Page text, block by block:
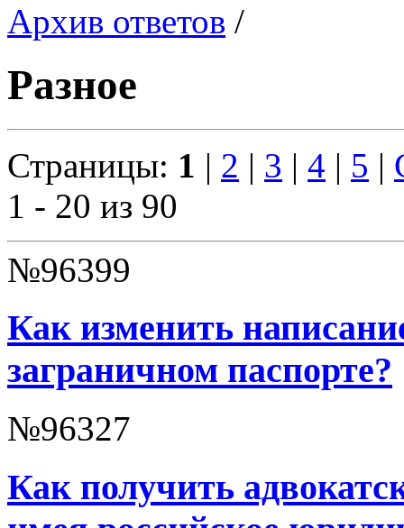
Архив ответов /
Разное
Страницы: 1 | 2 | 3 | 4 | 5 |
1 - 20 из 90
№96399
Как изменить
заграничном паспорте?
№96327
Как получить